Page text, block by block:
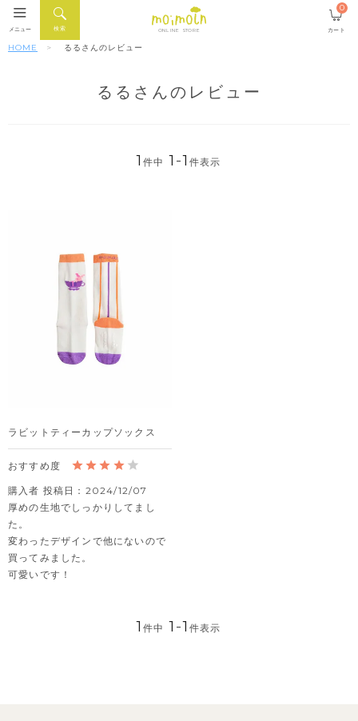
ONLINE STORE
検索
メニュー カート
0
HOME るるさんのレビュー
るるさんのレビュー
1件中 1 -1 件表示
ラビットティーカップソックス
購入者 投稿日
2024/12/07
厚めの生地でしっかりしてまし
た。
変わったデザインで他にないので
買ってみました。
可愛いです！
1件中 1 -1 件表示